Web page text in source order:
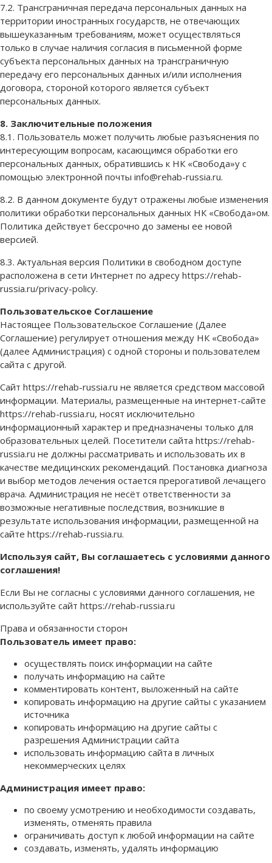
7.2. Трансграничная передача персональных данных на
территории иностранных государств, не отвечающих
вышеуказанным требованиям, может осуществляться
только в случае наличия согласия в письменной форме
субъекта персональных данных на трансграничную
передачу его персональных данных и/или исполнения
договора, стороной которого является субъект
персональных данных.
8. Заключительные положения
8.1. Пользователь может получить любые разъяснения по
интересующим вопросам, касающимся обработки его
персональных данных, обратившись к НК «Свобода»у с
помощью электронной почты info@rehab-russia.ru.
8.2. В данном документе будут отражены любые изменения
политики обработки персональных данных НК «Свобода»ом.
Политика действует бессрочно до замены ее новой
версией.
8.3. Актуальная версия Политики в свободном доступе
расположена в сети Интернет по адресу https://rehab-
russia.ru/privacy-policy.
Пользовательское Соглашение
Настоящее Пользовательское Соглашение (Далее
Соглашение) регулирует отношения между НК «Свобода»
(далее Администрация) с одной стороны и пользователем
сайта с другой.
Сайт https://rehab-russia.ru не является средством массовой
информации. Материалы, размещенные на интернет-сайте
https://rehab-russia.ru, носят исключительно
информационный характер и предназначены только для
образовательных целей. Посетители сайта https://rehab-
russia.ru не должны рассматривать и использовать их в
качестве медицинских рекомендаций. Постановка диагноза
и выбор методов лечения остается прерогативой лечащего
врача. Администрация не несёт ответственности за
возможные негативные последствия, возникшие в
результате использования информации, размещенной на
сайте https://rehab-russia.ru.
Используя сайт, Вы соглашаетесь с условиями данного
соглашения!
Если Вы не согласны с условиями данного соглашения, не
используйте сайт https://rehab-russia.ru
Права и обязанности сторон
Пользователь имеет право:
осуществлять поиск информации на сайте
получать информацию на сайте
комментировать контент, выложенный на сайте
копировать информацию на другие сайты с указанием
источника
копировать информацию на другие сайты с
разрешения Администрации сайта
использовать информацию сайта в личных
некоммерческих целях
Администрация имеет право:
по своему усмотрению и необходимости создавать,
изменять, отменять правила
ограничивать доступ к любой информации на сайте
создавать, изменять, удалять информацию